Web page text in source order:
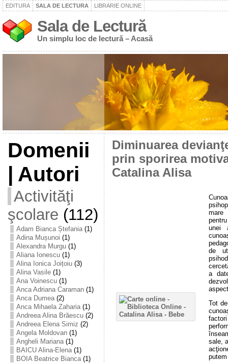
EDITURA SALA DE LECTURA LIBRARIE ONLINE
Sala de Lectură
Un simplu loc de lectură – Acasă
Domenii
| Autori
Activităţi
şcolare (112)
Adam Bianca Ștefania(1)
Adina Mușunoi (1)
Alexandra Murgu(1)
Aliana Ionescu(1)
Alina Ionica Joițoiu(3)
Alina Vasile(1)
Ana Voinescu(1)
Anca Adriana Caraman(1)
Anca Dumea(2)
Anca Mihaela Zaharia(1)
Andreea Alina Brăescu(2)
Andreea Elena Simiz (2)
Angela Moldovan(1)
Angheli Mariana(1)
BAICU Alina-Elena(1)
BOIA Beatrice Bianca(1)
Diminuarea
prin sporirea
Catalina Alisa
mare
unei
de
a
Tot
sale,